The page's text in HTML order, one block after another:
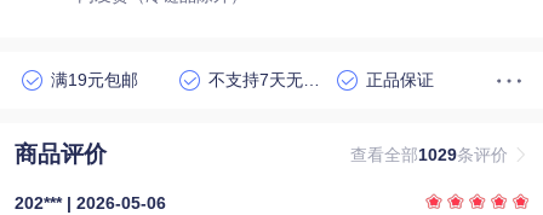
满19元包邮 正品保证
商品评价 查看全部1029条评价
202*** | 2026-05-06